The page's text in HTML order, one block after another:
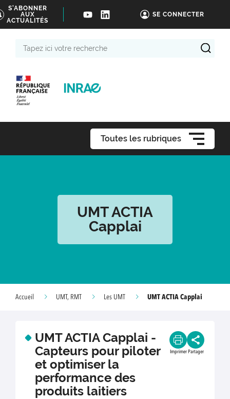
S'ABONNER
AUX
ACTUALITÉS
SE CONNECTER
Toutes les rubriques
UMT ACTIA
Capplai
Accueil UMT, RMT Les UMT UMT ACTIA Capplai
UMT ACTIA Capplai -
Capteurs pour piloter
et optimiser la
performance des
produits laitiers
Imprimer Partager